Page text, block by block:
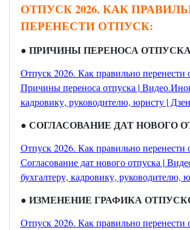
ОТПУСК 2026. КАК
ПЕРЕНЕСТИ ОТПУСК:
● ПРИЧИНЫ ПЕРЕНОСА
Отпуск 2026. Как правильно перенести
Причины переноса отпуска |
кадровику, руководителю, юристу | Дзен
● СОГЛАСОВАНИЕ ДАТ НОВОГО
Отпуск 2026. Как правильно перенести
Согласование дат нового отпуска |
бухгалтеру, кадровику, руководителю,
● ИЗМЕНЕНИЕ ГРАФИКА
Отпуск 2026. Как правильно перенести